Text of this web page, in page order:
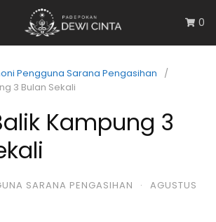
0
Pengguna Sarana Pengasihan
3 Bulan Sekali
Kampung 3
SARANA PENGASIHAN ·
AGUSTUS